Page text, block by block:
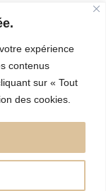
expérience
contenus
sur « Tout
des cookies.